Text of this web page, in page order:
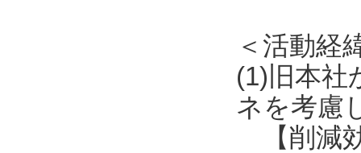
＜活動経
(1)旧本社
ネを考慮
【削減